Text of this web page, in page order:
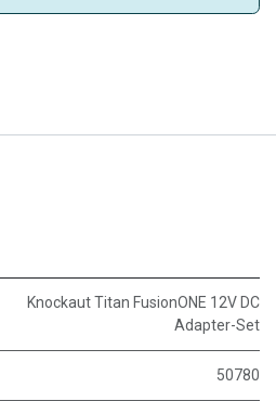
Knockaut Titan FusionONE 12V DC
Adapter-Set
50780